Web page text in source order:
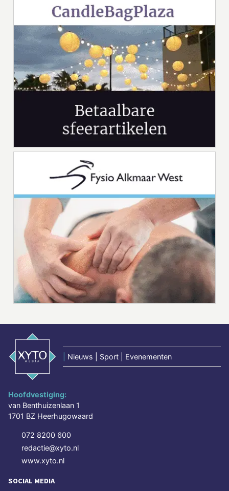
Nieuws | Sport | Evenementen
Hoofdvestiging:
van Benthuizenlaan 1
1701 BZ Heerhugowaard
072 8200 600
redactie@xyto.nl
www.xyto.nl
SOCIAL MEDIA